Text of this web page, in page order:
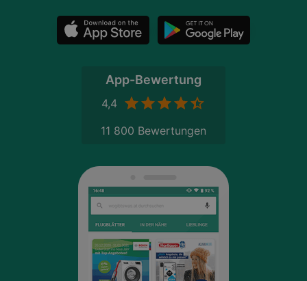
App-Bewertung
4,4
11 800 Bewertungen